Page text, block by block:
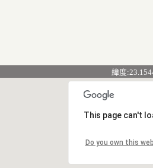
緯度
This page can't
Do you own this